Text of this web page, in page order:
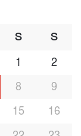
S
S
1
2
8
9
15
16